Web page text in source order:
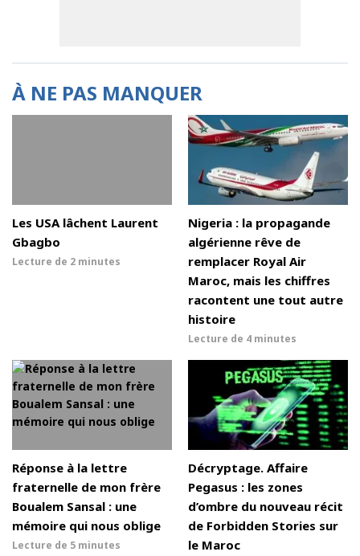
À NE PAS MANQUER
Les USA lâchent Laurent
Gbagbo
Lecture de 2 minutes
Nigeria : la propagande
algérienne rêve de
remplacer Royal Air
Maroc, mais les chiffres
racontent une tout autre
histoire
Lecture de 4 minutes
Réponse à la lettre
fraternelle de mon frère
Boualem Sansal : une
mémoire qui nous oblige
Lecture de 5 minutes
Décryptage. Affaire
Pegasus : les zones
d’ombre du nouveau récit
de Forbidden Stories sur
le Maroc